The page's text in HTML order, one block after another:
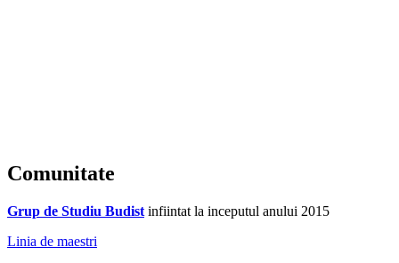
Comunitate
Grup de Studiu Budist infiintat la inceputul anului 2015
Linia de maestri